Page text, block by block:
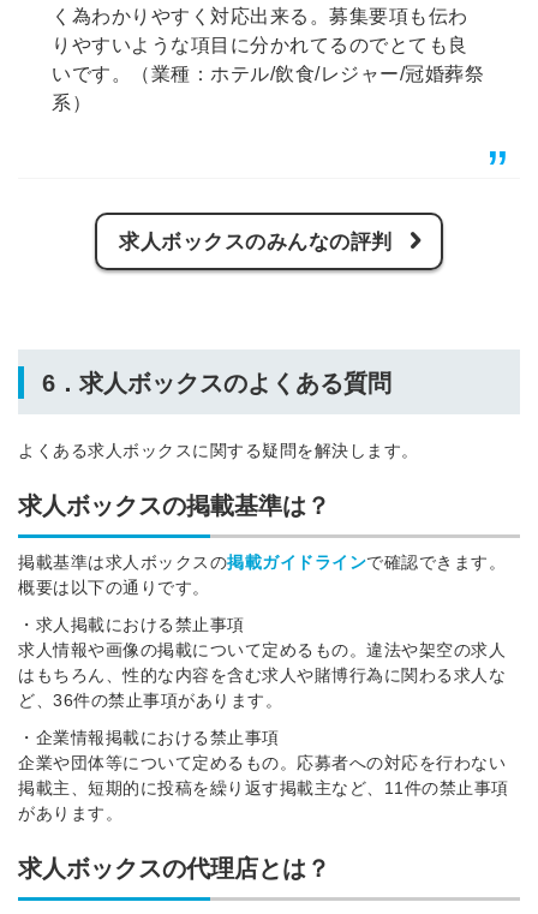
く為わかりやすく対応出来る。募集要項も伝わ
りやすいような項目に分かれてるのでとても良
いです。（業種：ホテル/飲食/レジャー/冠婚葬祭
系）
求人ボックスのみんなの評判
6．求人ボックスのよくある質問
よくある求人ボックスに関する疑問を解決します。
求人ボックスの掲載基準は？
掲載基準は求人ボックスの掲載ガイドラインで確認できます。
概要は以下の通りです。
・求人掲載における禁止事項
求人情報や画像の掲載について定めるもの。違法や架空の求人
はもちろん、性的な内容を含む求人や賭博行為に関わる求人な
ど、36件の禁止事項があります。
・企業情報掲載における禁止事項
企業や団体等について定めるもの。応募者への対応を行わない
掲載主、短期的に投稿を繰り返す掲載主など、11件の禁止事項
があります。
求人ボックスの代理店とは？